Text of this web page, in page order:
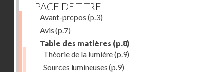
PAGE DE TITRE
Avant-propos (p.3)
Avis (p.7)
Table des matières (p.8)
Théorie de la lumière(p.9)
Sources lumineuses (p.9)